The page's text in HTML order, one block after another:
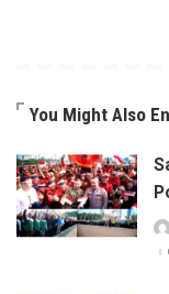
You Might Also